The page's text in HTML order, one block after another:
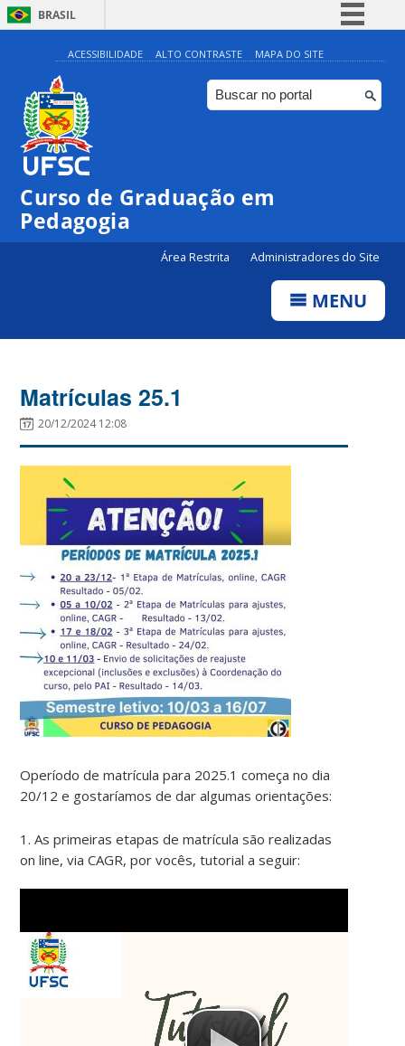
BRASIL
Simplifique!
Comunica BR
Participe
Canais
ACESSIBILIDADE ALTO CONTRASTE MAPA DO SITE
Curso de Graduação em
Pedagogia
Área Restrita Administradores do Site
MENU
Matrículas 25.1
20/12/2024 12:08
Operíodo de matrícula para 2025.1 começa no dia
20/12 e gostaríamos de dar algumas orientações:
1. As primeiras etapas de matrícula são realizadas
on line, via CAGR, por vocês, tutorial a seguir: